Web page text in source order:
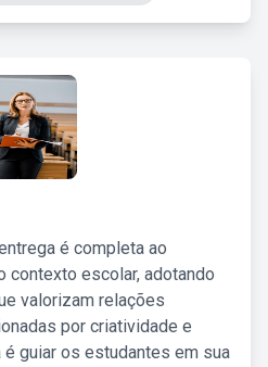
é completa ao
contexto escolar, adotando
valorizam relações
por criatividade e
guiar os estudantes em sua